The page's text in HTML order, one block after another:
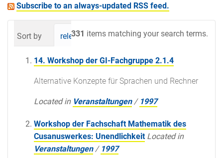
Subscribe to an always-updated RSS feed.
331 items matching your search terms.
Sort by relevance date (newest first)
14. Workshop der GI-Fachgruppe 2.1.4
Alternative Konzepte für Sprachen und Rechner
Located in Veranstaltungen / 1997
Workshop der Fachschaft Mathematik des
Cusanuswerkes: Unendlichkeit Located in
Veranstaltungen / 1997